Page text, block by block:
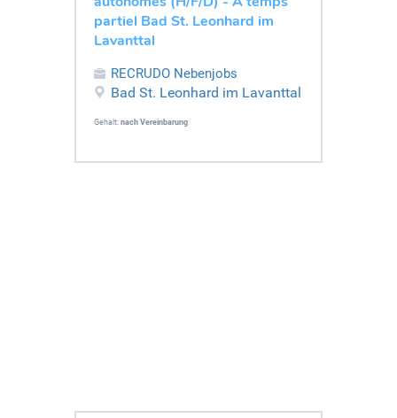
partiel Bad St. Leonhard im
Lavanttal
RECRUDO Nebenjobs
Bad St. Leonhard im Lavanttal
Gehalt: nach Vereinbarung